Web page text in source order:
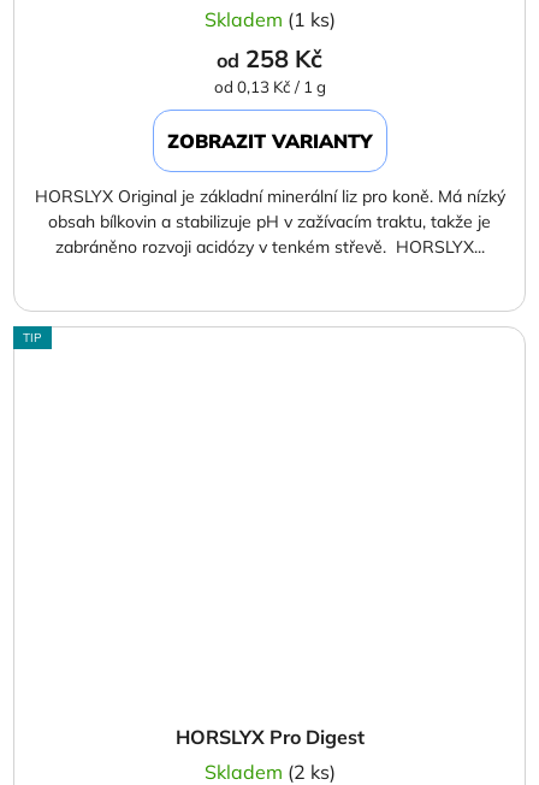
Skladem (1 ks)
od 258 Kč
Měrná
cena:
od 0,13 Kč / 1 g
ZOBRAZIT VARIANTY
HORSLYX Original je základní minerální liz pro koně. Má nízký
obsah bílkovin a stabilizuje pH v zažívacím traktu, takže je
zabráněno rozvoji acidózy v tenkém střevě. HORSLYX...
TIP
HORSLYX Pro Digest
Skladem (2 ks)